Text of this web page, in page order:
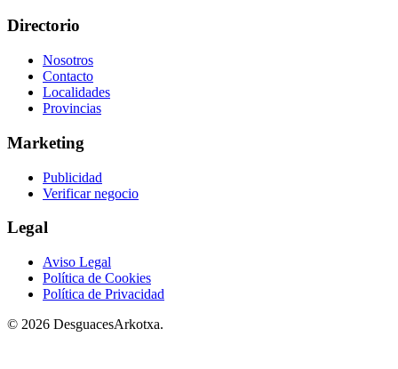
Directorio
Nosotros
Contacto
Localidades
Provincias
Marketing
Publicidad
Verificar negocio
Legal
Aviso Legal
Política de Cookies
Política de Privacidad
© 2026 DesguacesArkotxa.